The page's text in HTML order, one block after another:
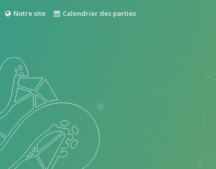
Notre site Calendrier des parties